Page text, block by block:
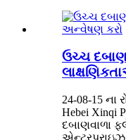
ઉચ્ચ
24-08-15 ના
Hebei Xinqi
દબાણવાળા